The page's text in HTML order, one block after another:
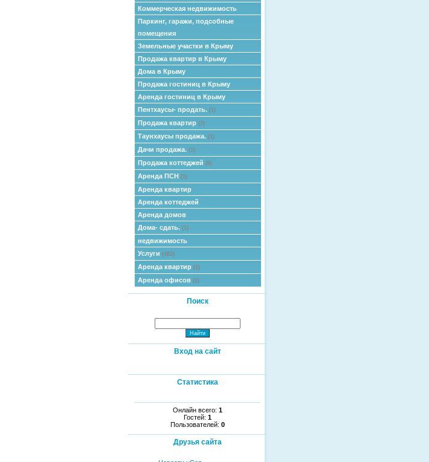
Коммерческая недвижимость
Паркинг, гаражи, подсобные
помещения
Земельные участки в Крыму
Продажа квартир в Крыму
Дома в Крыму
Продажа гостиниц в Крыму
Аренда гостиниц в Крыму
Пентхаусы- продать. (1)
Продажа квартир (7)
Таунхаусы продажа. (1)
Дачи продажа. (1)
Продажа коттеджей (8)
Аренда ПСН (1)
Аренда квартир
Аренда коттеджей
Аренда домов
Дома- сдать. (1)
недвижимость
Услуги (482)
Аренда квартир (1)
Аренда офисов (2)
Поиск
Вход на сайт
Статистика
Онлайн всего: 1
Гостей: 1
Пользователей: 0
Друзья сайта